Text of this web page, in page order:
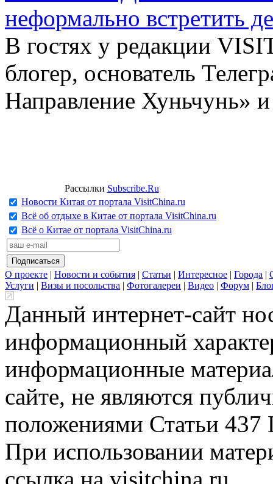
неформально встретить
В гостях у редакции
блогер, основатель
Направление Хуньчунь»
Рассылки Subscribe.Ru
Новости Китая от портала VisitChina.ru
Всё об отдыхе в Китае от портала VisitChina.ru
Всё о Китае от портала VisitChina.ru
О проекте | Новости и события | Статьи | Интересное | Города |
Услуги | Визы и посольства | Фотогалереи | Видео | Форум |
Данный интернет-сайт
информационный
информационные
сайте, не являются
положениями Статьи 437
При использовании
ссылка на visitchina.ru